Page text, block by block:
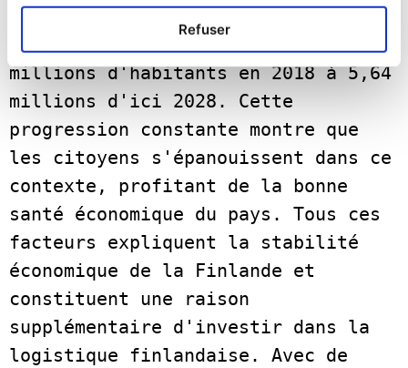
Refuser
croissance chaque année depuis
2018, et devrait passer de 5,51
millions d'habitants en 2018 à 5,64
millions d'ici 2028. Cette
progression constante montre que
les citoyens s'épanouissent dans ce
contexte, profitant de la bonne
santé économique du pays. Tous ces
facteurs expliquent la stabilité
économique de la Finlande et
constituent une raison
supplémentaire d'investir dans la
logistique finlandaise. Avec de